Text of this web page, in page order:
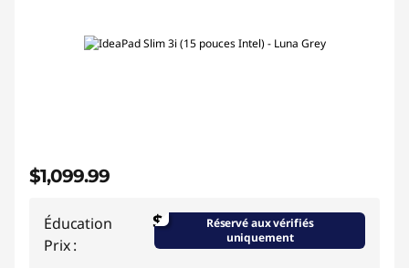
$1,099.99
Éducation
Prix :
$
Réservé aux vérifiés
uniquement